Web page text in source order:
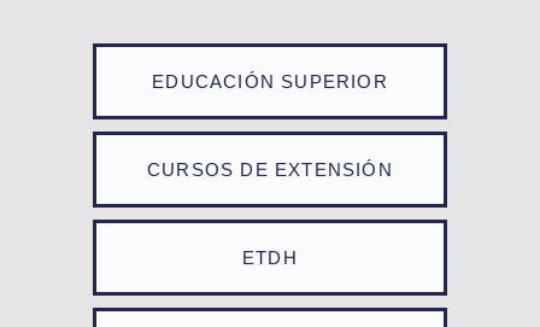
EDUCACIÓN SUPERIOR
CURSOS DE EXTENSIÓN
ETDH